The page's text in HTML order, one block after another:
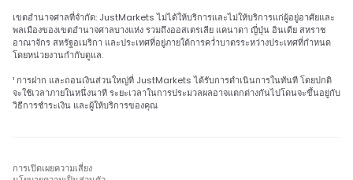
เขตอำนาจศาลที่จำกัด: JustMarkets ไม่ได้ให้บริการและไม่ให้บริการแก่ผู้อยู่อาศัยและ
พลเมืองของเขตอำนาจศาลบางแห่ง รวมถึงออสเตรเลีย แคนาดา ญี่ปุ่น อินเดีย สหราช
อาณาจักร สหรัฐอเมริกา และประเทศที่อยู่ภายใต้การคว่ำบาตรระหว่างประเทศที่กำหนด
โดยหน่วยงานกำกับดูแล.
¹ การฝาก และถอนเงินส่วนใหญ่ที่ JustMarkets ได้รับการดำเนินการในทันที โดยปกติ
จะใช้เวลาภายในหนึ่งนาที ระยะเวลาในการประมวลผลอาจแตกต่างกันไปโดนจะขึ้นอยู่กับ
วิธีการชำระเงิน และผู้ให้บริการของคุณ
การเปิดเผยความเสี่ยง